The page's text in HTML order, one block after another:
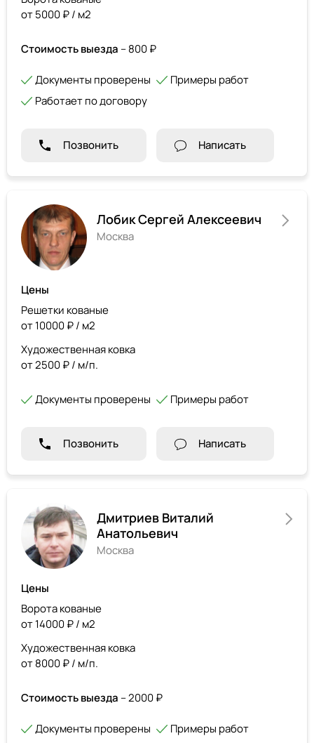
от 5000 ₽ / м2
Стоимость выезда – 800 ₽
Документы проверены
Примеры работ
Работает по договору
Позвонить Написать
Лобик Сергей Алексеевич
Москва
Цены
Решетки кованые
от 10000 ₽ / м2
Художественная ковка
от 2500 ₽ / м/п.
Документы проверены Примеры работ
Позвонить Написать
Дмитриев Виталий
Анатольевич
Москва
Цены
Ворота кованые
от 14000 ₽ / м2
Художественная ковка
от 8000 ₽ / м/п.
Стоимость выезда – 2000 ₽
Документы проверены
Примеры работ